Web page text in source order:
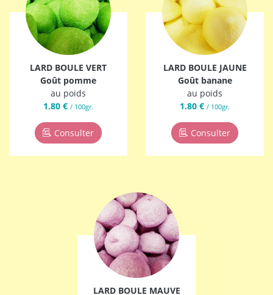
LARD BOULE VERT
Goût pomme
au poids
1.80 € / 100gr.
Consulter
LARD BOULE JAUNE
Goût banane
au poids
1.80 € / 100gr.
Consulter
LARD BOULE MAUVE